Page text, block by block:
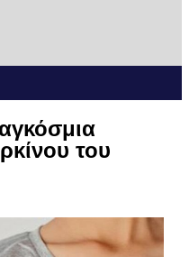
του